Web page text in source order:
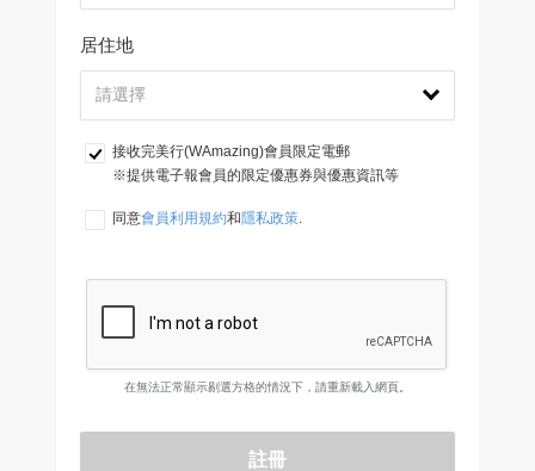
居住地
接收完美行(WAmazing)會員限定電郵
※提供電子報會員的限定優惠券與優惠資訊等
同意會員利用規約和隱私政策.
在無法正常顯示剔選方格的情況下，請重新載入網頁。
註冊